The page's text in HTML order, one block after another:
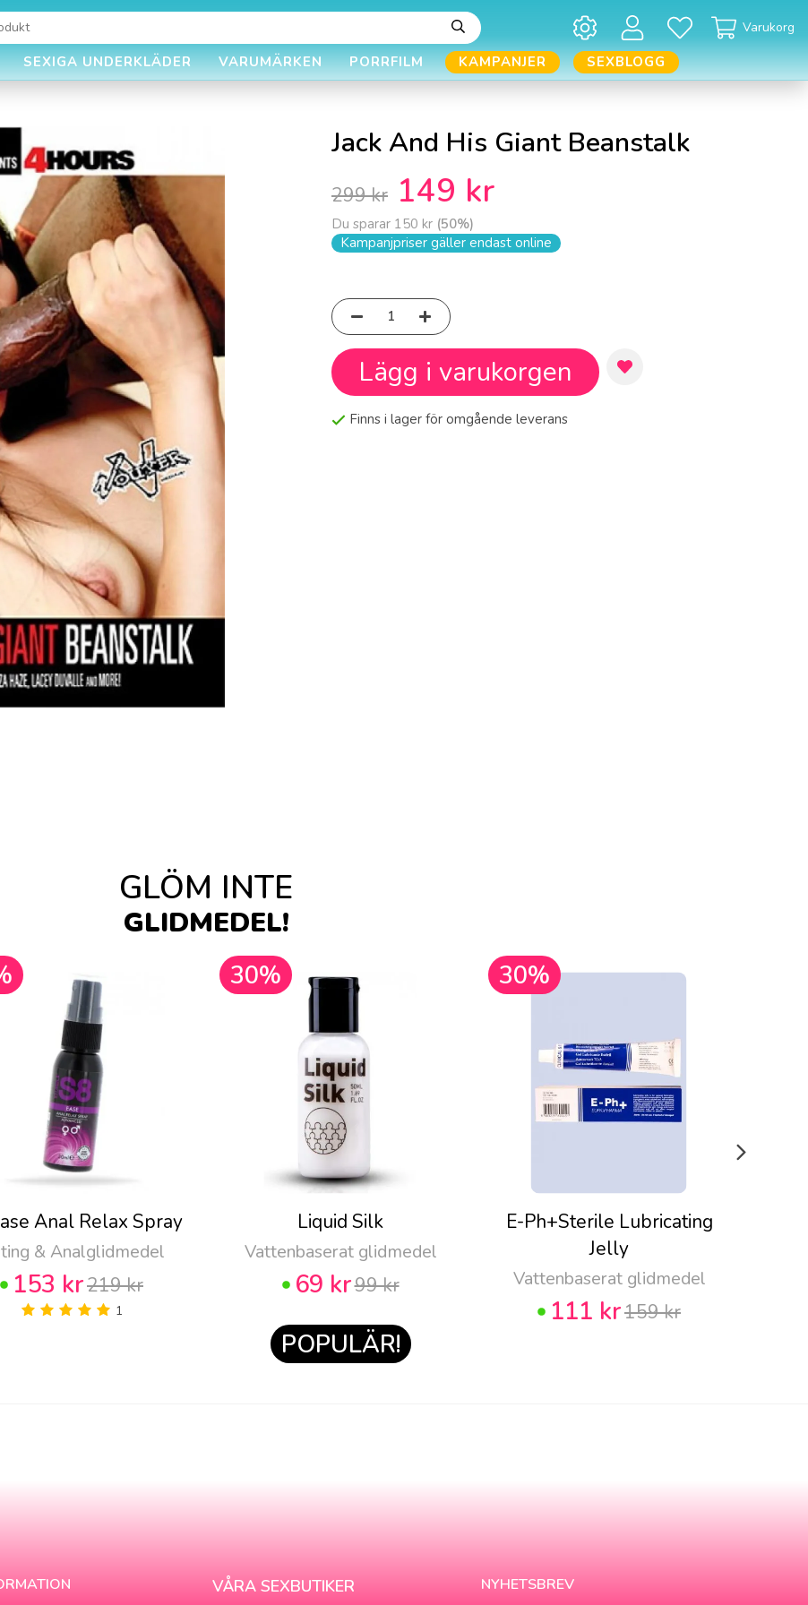
Varukorg
SEXIGA UNDERKLÄDER VARUMÄRKEN PORRFILM KAMPANJER SEXBLOGG
Jack And His Giant Beanstalk
299 kr 149 kr
Du sparar 150 kr (50%)
Kampanjpriser gäller endast online
Lägg i varukorgen
Finns i lager för omgående leverans
GLÖM INTE
GLIDMEDEL!
Anal Relax Spray
& Analglidmedel
153 kr219 kr
1
30%
Liquid Silk
Vattenbaserat glidmedel
69 kr99 kr
POPULÄR!
30%
E-Ph+Sterile Lubricating
Jelly
Vattenbaserat glidmedel
111 kr159 kr
VÅRA SEXBUTIKER NYHETSBREV